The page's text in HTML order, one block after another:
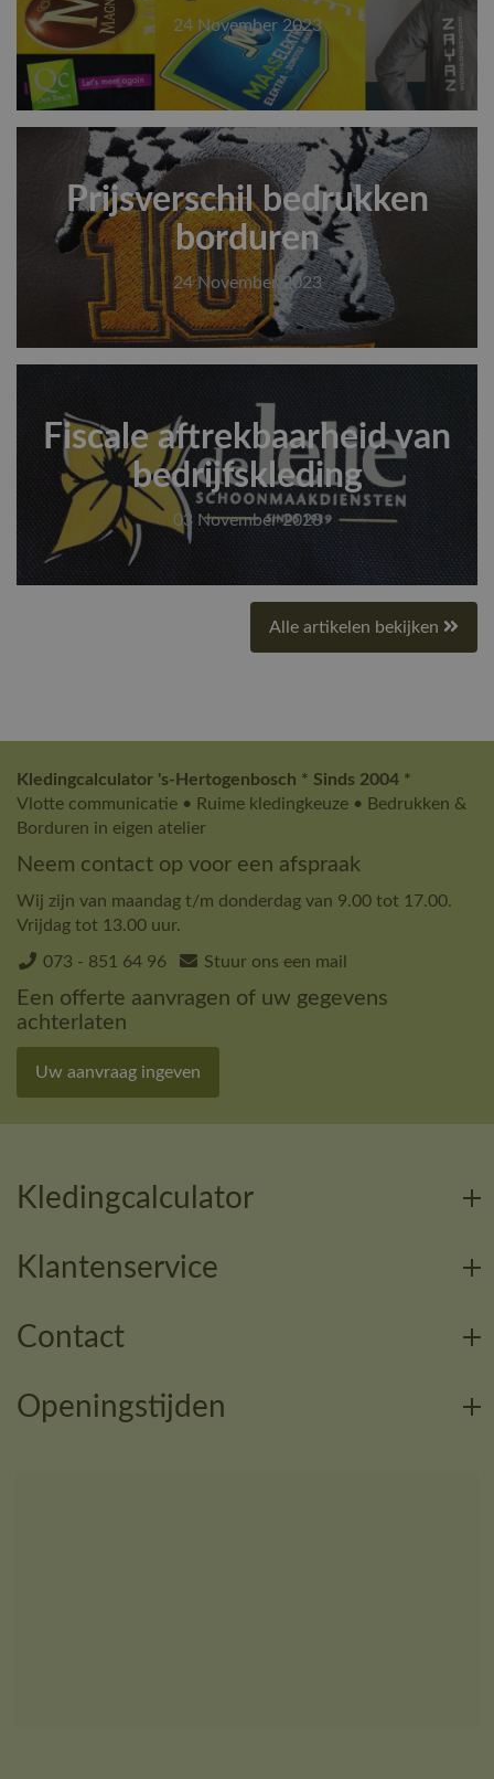
24 November 2023
Prijsverschil bedrukken
borduren
24 November 2023
Fiscale aftrekbaarheid van
bedrijfskleding
03 November 2023
Alle artikelen bekijken
Kledingcalculator 's-Hertogenbosch * Sinds 2004 *
Vlotte communicatie • Ruime kledingkeuze • Bedrukken &
Borduren in eigen atelier
Neem contact op voor een afspraak
Wij zijn van maandag t/m donderdag van 9.00 tot 17.00.
Vrijdag tot 13.00 uur.
073 - 851 64 96 Stuur ons een mail
Een offerte aanvragen of uw gegevens
achterlaten
Uw aanvraag ingeven
Kledingcalculator
Klantenservice
Contact
Openingstijden